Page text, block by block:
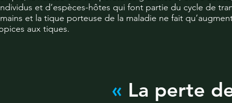
et d’espèces-hôtes qui font partie du cycle de
et la tique porteuse de la maladie ne fait
aux tiques.
« La perte